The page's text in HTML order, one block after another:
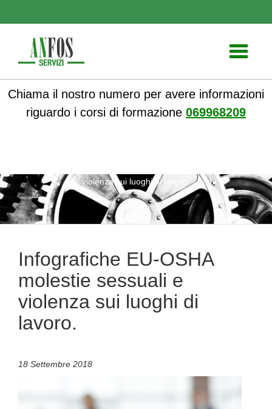
Toggle
Chiama il nostro numero per avere informazioni
riguardo i corsi di formazione 069968209
violenza sui luoghi di lavoro.
Infografiche EU-OSHA
molestie sessuali e
violenza sui luoghi di
lavoro.
18 Settembre 2018